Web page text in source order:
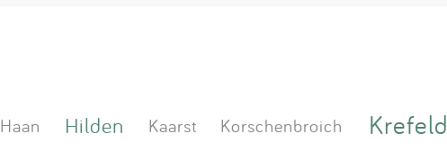
Haan Hilden Kaarst Korschenbroich Krefeld